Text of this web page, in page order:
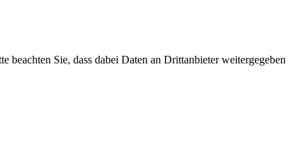
Sie, dass dabei Daten an Drittanbieter weitergegeben